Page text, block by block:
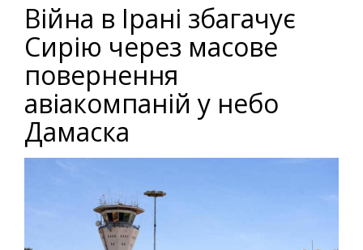
Війна в Ірані збагачує
Сирію через масове
повернення
авіакомпаній у небо
Дамаска